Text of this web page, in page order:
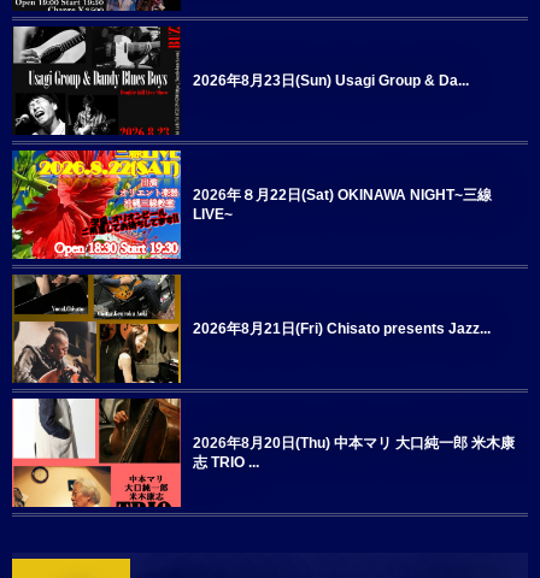
2026年8月23日(Sun) Usagi Group & Da...
2026年８月22日(Sat) OKINAWA NIGHT~三線
LIVE~
2026年8月21日(Fri) Chisato presents Jazz...
2026年8月20日(Thu) 中本マリ 大口純一郎 米木康
志 TRIO ...